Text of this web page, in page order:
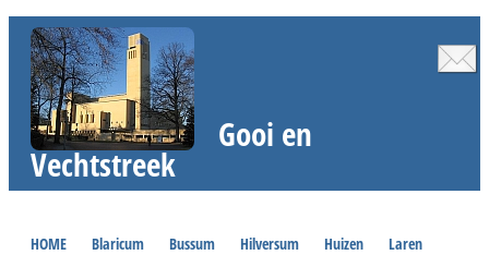
Gooi en
Vechtstreek
HOME Blaricum Bussum Hilversum Huizen Laren